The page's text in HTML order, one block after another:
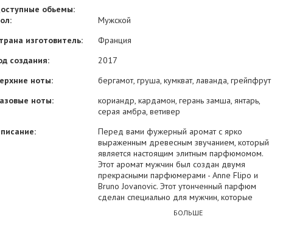
обьемы:
Мужской
изготовитель:
Франция
создания:
2017
ноты:
бергамот, груша, кумкват, лаванда, грейпфрут
ноты:
кориандр, кардамон, герань замша, янтарь,
серая амбра, ветивер
Перед вами фужерный аромат с ярко
выраженным древесным звучанием, который
является настоящим элитным парфюмомом.
Этот аромат мужчин был создан двумя
прекрасными парфюмерами - Anne Flipo и
Bruno Jovanovic. Этот утонченный парфюм
сделан специально для мужчин, которые
поставленных целей. Этот аромат весьма
БОЛЬШЕ